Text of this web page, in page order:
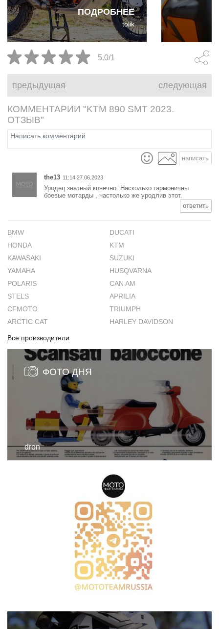
ПОДРОБНЕЕ
гордо провозгласили "Чем
больше, тем лучше" и выдали
вот это: KTM 1390 Super
Adventure R 2026. Грязевая
ракета с заявленной
мощностью в 173лс, круиз-
контролем и пошаговой
навигацией.
tolik
Adventure S
всему.
5.0/1
предыдущая следующая
КОММЕНТАРИИ "KTM 890 SMT 2023.
ОТЗЫВ"
написать
the13 11:14 27.06.2023
Уродец знатный конечно. Насколько гармоничны
боевые мотарды , настолько же уродлив этот.
ответить
BMW
DUCATI
HONDA
KTM
KAWASAKI
SUZUKI
YAMAHA
HUSQVARNA
POLARIS
CAN AM
STELS
APRILIA
CFMOTO
TRIUMPH
ARCTIC CAT
HARLEY DAVIDSON
Все производители
ФОТО ДНЯ
dron